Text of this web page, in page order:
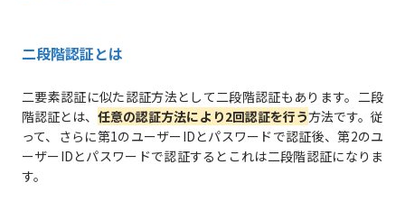
二段階認証とは
二要素認証に似た認証方法として二段階認証もあります。二段
階認証とは、任意の認証方法により2回認証を行う方法です。従
って、さらに第1のユーザーIDとパスワードで認証後、第2のユ
ーザーIDとパスワードで認証するとこれは二段階認証になりま
す。